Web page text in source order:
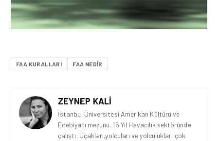
FAA KURALLARI FAA NEDIR
ZEYNEP KALI
İstanbul Üniversitesi Amerikan Kültürü ve
Edebiyatı mezunu. 15 Yıl Havacılık sektöründe
çalıştı. Uçakları,yolcuları ve yolculukları çok